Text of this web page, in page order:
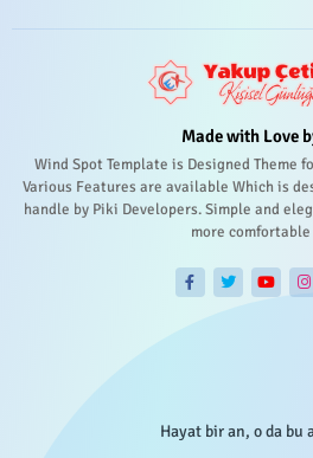
Made with Love
Wind Spot Template is Designed Theme
Various Features are available Which is
handle by Piki Developers. Simple and
more comfortable
Hayat bir an, o da bu